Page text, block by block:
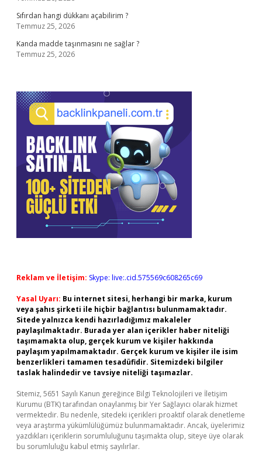
Sıfırdan hangi dükkanı açabilirim ?
Temmuz 25, 2026
Kanda madde taşınmasını ne sağlar ?
Temmuz 25, 2026
Reklam ve İletişim: Skype: live:.cid.575569c608265c69
Yasal Uyarı: Bu internet sitesi, herhangi bir marka, kurum
veya şahıs şirketi ile hiçbir bağlantısı bulunmamaktadır.
Sitede yalnızca kendi hazırladığımız makaleler
paylaşılmaktadır. Burada yer alan içerikler haber niteliği
taşımamakta olup, gerçek kurum ve kişiler hakkında
paylaşım yapılmamaktadır. Gerçek kurum ve kişiler ile isim
benzerlikleri tamamen tesadüfidir. Sitemizdeki bilgiler
taslak halindedir ve tavsiye niteliği taşımazlar.
Sitemiz, 5651 Sayılı Kanun gereğince Bilgi Teknolojileri ve İletişim
Kurumu (BTK) tarafından onaylanmış bir Yer Sağlayıcı olarak hizmet
vermektedir. Bu nedenle, sitedeki içerikleri proaktif olarak denetleme
veya araştırma yükümlülüğümüz bulunmamaktadır. Ancak, üyelerimiz
yazdıkları içeriklerin sorumluluğunu taşımakta olup, siteye üye olarak
bu sorumluluğu kabul etmiş sayılırlar.